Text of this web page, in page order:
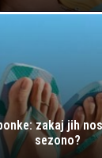
zakaj jih
sezono?